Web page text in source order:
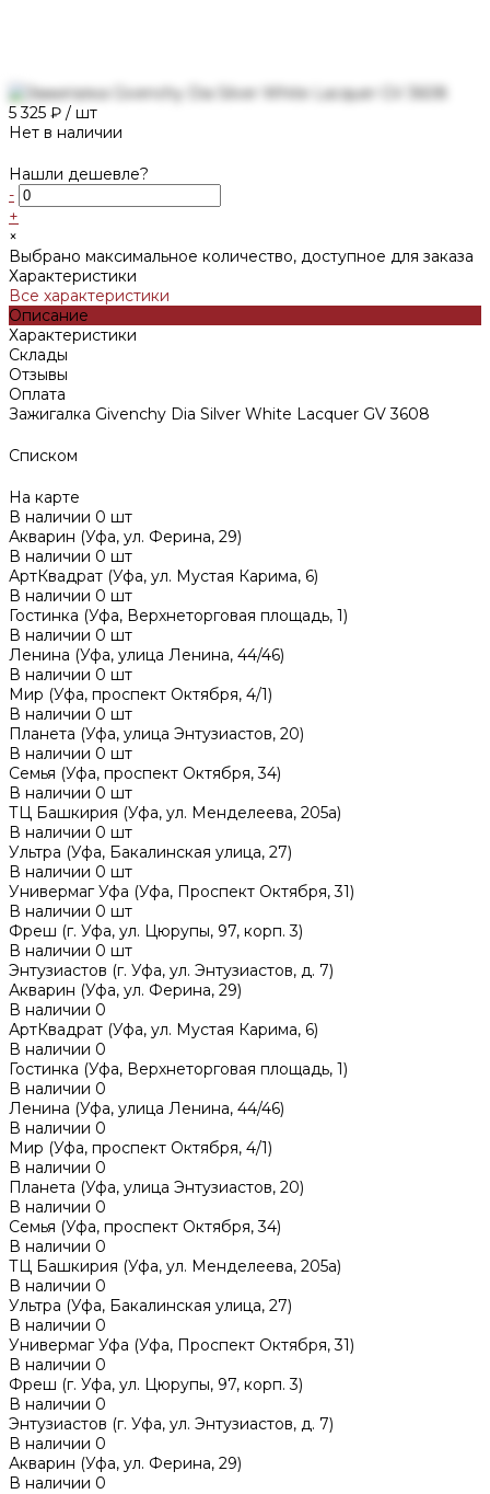
5 325 ₽ / шт
Нет в наличии
Нашли дешевле?
-
+
×
Выбрано максимальное количество, доступное для заказа
Характеристики
Все характеристики
Описание
Характеристики
Склады
Отзывы
Оплата
Зажигалка Givenchy Dia Silver White Lacquer GV 3608
Списком
На карте
В наличии 0 шт
Акварин (Уфа, ул. Ферина, 29)
В наличии 0 шт
АртКвадрат (Уфа, ул. Мустая Карима, 6)
В наличии 0 шт
Гостинка (Уфа, Верхнеторговая площадь, 1)
В наличии 0 шт
Ленина (Уфа, улица Ленина, 44/46)
В наличии 0 шт
Мир (Уфа, проспект Октября, 4/1)
В наличии 0 шт
Планета (Уфа, улица Энтузиастов, 20)
В наличии 0 шт
Семья (Уфа, проспект Октября, 34)
В наличии 0 шт
ТЦ Башкирия (Уфа, ул. Менделеева, 205а)
В наличии 0 шт
Ультра (Уфа, Бакалинская улица, 27)
В наличии 0 шт
Универмаг Уфа (Уфа, Проспект Октября, 31)
В наличии 0 шт
Фреш (г‌. Уфа, ул. Цюрупы, 97, корп. 3)
В наличии 0 шт
Энтузиастов (г. Уфа, ул. Энтузиастов, д. 7)
Акварин (Уфа, ул. Ферина, 29)
В наличии 0
АртКвадрат (Уфа, ул. Мустая Карима, 6)
В наличии 0
Гостинка (Уфа, Верхнеторговая площадь, 1)
В наличии 0
Ленина (Уфа, улица Ленина, 44/46)
В наличии 0
Мир (Уфа, проспект Октября, 4/1)
В наличии 0
Планета (Уфа, улица Энтузиастов, 20)
В наличии 0
Семья (Уфа, проспект Октября, 34)
В наличии 0
ТЦ Башкирия (Уфа, ул. Менделеева, 205а)
В наличии 0
Ультра (Уфа, Бакалинская улица, 27)
В наличии 0
Универмаг Уфа (Уфа, Проспект Октября, 31)
В наличии 0
Фреш (г‌. Уфа, ул. Цюрупы, 97, корп. 3)
В наличии 0
Энтузиастов (г. Уфа, ул. Энтузиастов, д. 7)
В наличии 0
Акварин (Уфа, ул. Ферина, 29)
В наличии 0